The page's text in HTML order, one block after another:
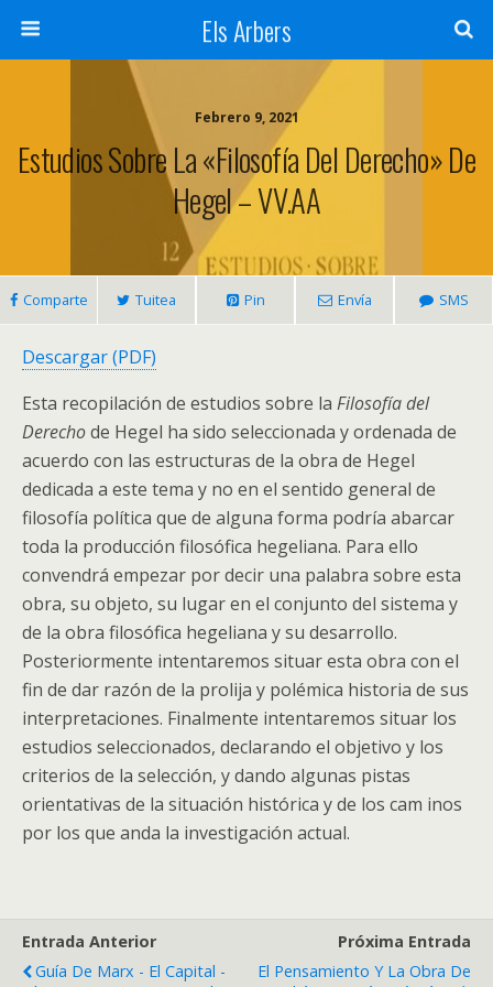
Els Arbers
Febrero 9, 2021
Estudios Sobre La «Filosofía Del Derecho» De
Hegel – VV.AA
Comparte Tuitea Pin Envía SMS
Descargar (PDF)
Esta recopilación de estudios sobre la Filosofía del
Derechode Hegel ha sido seleccionada y ordenada de
acuerdo con las estructuras de la obra de Hegel
dedicada a este tema y no en el sentido general de
filosofía política que de alguna forma podría abarcar
toda la producción filosófica hegeliana. Para ello
convendrá empezar por decir una palabra sobre esta
obra, su objeto, su lugar en el conjunto del sistema y
de la obra filosófica hegeliana y su desarrollo.
Posteriormente intentaremos situar esta obra con el
fin de dar razón de la prolija y polémica historia de sus
interpretaciones. Finalmente intentaremos situar los
estudios seleccionados, declarando el objetivo y los
criterios de la selección, y dando algunas pistas
orientativas de la situación histórica y de los cam inos
por los que anda la investigación actual.
Entrada Anterior
Guía De Marx - El Capital -
Próxima Entrada
El Pensamiento Y La Obra De